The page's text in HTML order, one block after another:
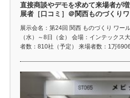
直接商談やデモを求めて来場者が
展者［口コミ］＠関西ものづくり
展示会名：第24回 関西 ものづくり ワー
（水）～8日（金） 会場：インテックス
者数：810社（予定） 来場者数：1万